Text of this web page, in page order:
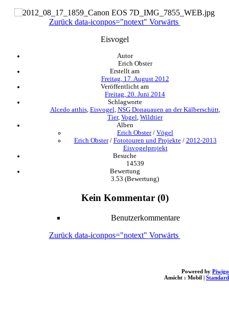
Zurück data-iconpos="notext" Vorwärts
Eisvogel
Autor
Erich Obster
Erstellt am
Freitag, 17. August 2012
Veröffentlicht am
Freitag, 20. Juni 2014
Schlagworte
Alcedo atthis, Eisvogel NSG Donauauen an der Kälberschütt,
Tier, Vogel Wildtier
Alben
Erich Obster/ Vögel
Erich Obster/ Fototouren und Projekte/ 2012-2013
Eisvogelprojekt
Besuche
14539
Bewertung
3.53 (Bewertung)
Kein Kommentar (0)
Benutzerkommentare
Zurück data-iconpos="notext" Vorwärts
Powered by Piwigo
Ansicht : Mobil | Standard